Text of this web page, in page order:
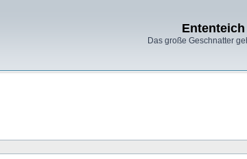
Ententeich
Das große Geschnatter